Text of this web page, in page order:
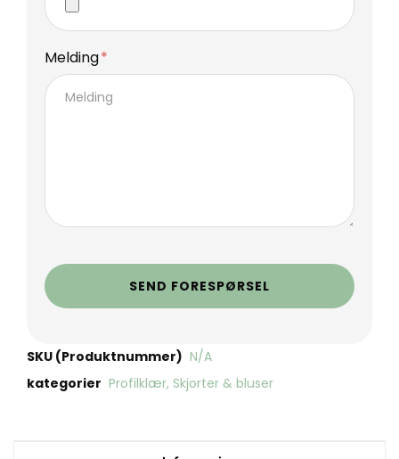
Melding
SEND FORESPØRSEL
SKU (Produktnummer) N/A
kategorier Profilklær, Skjorter & bluser